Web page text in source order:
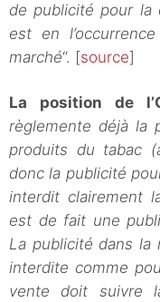
de publicité pour la
est en
marché“. [source]
La position de
règlemente déjà la
produits du tabac
donc la publicité
interdit clairement
est de fait une
La publicité dans
interdite comme
vente doit suivre